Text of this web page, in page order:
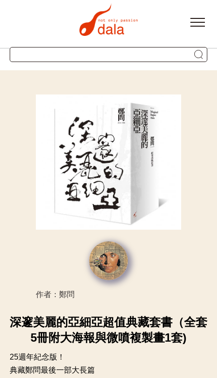
作者：鄭問
深邃美麗的亞細亞超值典藏套書（全套
5冊附大海報與微噴複製畫1套)
25週年紀念版！
典藏鄭問最後一部大長篇